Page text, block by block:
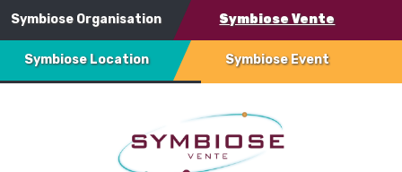
Symbiose Organisation Symbiose Vente
Symbiose Location Symbiose Event